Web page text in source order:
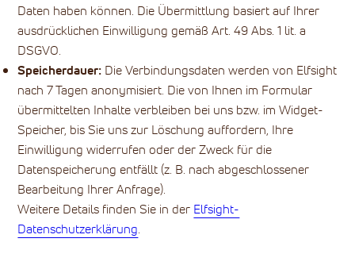
Daten haben können. Die Übermittlung basiert auf Ihrer
ausdrücklichen Einwilligung gemäß Art. 49 Abs. 1 lit. a
DSGVO.
Speicherdauer: Die Verbindungsdaten werden von Elfsight
nach 7 Tagen anonymisiert. Die von Ihnen im Formular
übermittelten Inhalte verbleiben bei uns bzw. im Widget-
Speicher, bis Sie uns zur Löschung auffordern, Ihre
Einwilligung widerrufen oder der Zweck für die
Datenspeicherung entfällt (z. B. nach abgeschlossener
Bearbeitung Ihrer Anfrage).
Weitere Details finden Sie in der Elfsight-
Datenschutzerklärung.